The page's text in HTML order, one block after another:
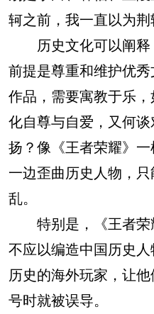
轲之前，我一直以为荆
历史文化可以阐释
前提是尊重和维护优
作品，需要寓教于乐
化自尊与自爱，又何
扬？像《王者荣耀》
一边歪曲历史人物，
乱。
特别是，《王者荣
不应以编造中国历史人
历史的海外玩家，让
号时就被误导。